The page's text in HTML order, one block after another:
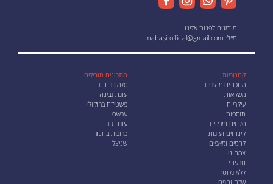
מוזמנים לפנות אלינו
מייל: mabasirofficial@gmail.com
קטגוריות
מתכונים מהירים
משקאות
עיקריות
תוספות
סלטים ומרקים
קינוחים ועוגות
לחמים ומאפים
צמחוני
טבעוני
ללא גלוטן
שבת וחגים
מתכונים מובילים
סלמון בתנור
עוגת גבינה
פשטידת ברוקולי
עראיס
עוגת גזר
כרובית בתנור
שניצל